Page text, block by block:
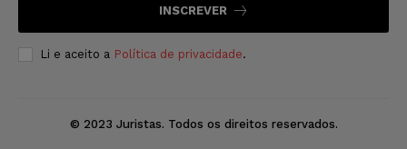
INSCREVER
Li e aceito a Política de privacidade.
© 2023 Juristas. Todos os direitos reservados.